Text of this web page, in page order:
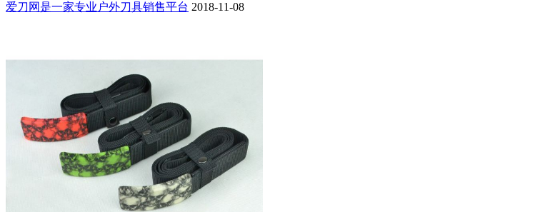
爱刀网是一家专业户外刀具销售平台 2018-11-08